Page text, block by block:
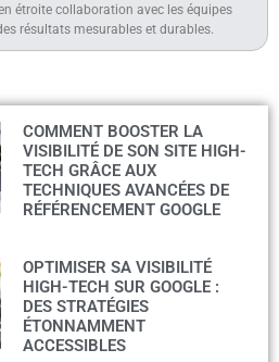
étroite collaboration avec les équipes
résultats mesurables et durables.
COMMENT BOOSTER LA
VISIBILITÉ DE SON SITE HIGH-
TECH GRÂCE AUX
TECHNIQUES AVANCÉES DE
RÉFÉRENCEMENT GOOGLE
OPTIMISER SA VISIBILITÉ
HIGH-TECH SUR GOOGLE :
DES STRATÉGIES
ÉTONNAMMENT
ACCESSIBLES